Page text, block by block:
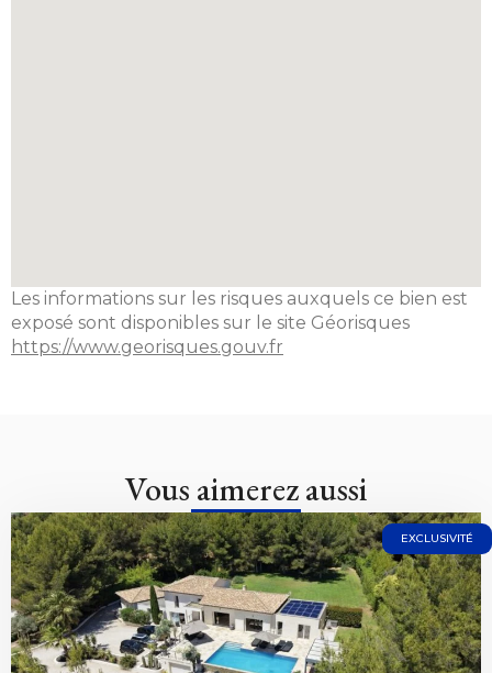
Les informations sur les risques auxquels ce bien est
exposé sont disponibles sur le site Géorisques
https://www.georisques.gouv.fr
Vous aimerez aussi
EXCLUSIVITÉ